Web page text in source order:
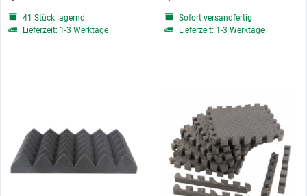
41 Stück lagernd
Lieferzeit: 1-3 Werktage
Sofort versandfertig
Lieferzeit: 1-3 Werktage